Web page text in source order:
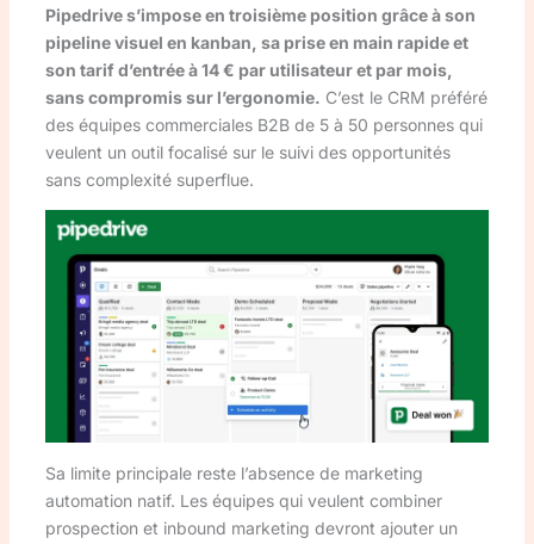
Pipedrive s’impose en troisième position grâce à son
pipeline visuel en kanban, sa prise en main rapide et
son tarif d’entrée à 14 € par utilisateur et par mois,
sans compromis sur l’ergonomie. C’est le CRM préféré
des équipes commerciales B2B de 5 à 50 personnes qui
veulent un outil focalisé sur le suivi des opportunités
sans complexité superflue.
Sa limite principale reste l’absence de marketing
automation natif. Les équipes qui veulent combiner
prospection et inbound marketing devront ajouter un